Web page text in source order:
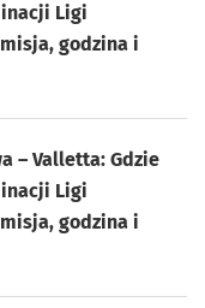
Ligi
godzina i
– Valletta: Gdzie
Ligi
godzina i